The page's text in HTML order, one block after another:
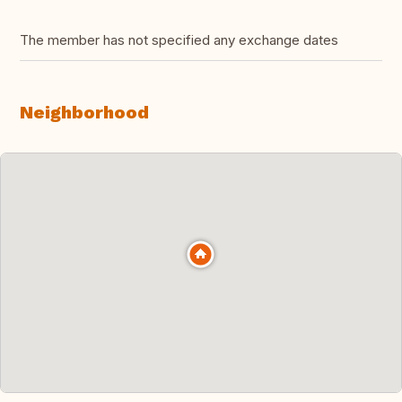
The member has not specified any exchange dates
Neighborhood